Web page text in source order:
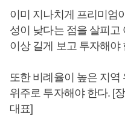
이미 지나치게 프리미엄
성이 낮다는 점을 살피고
이상 길게 보고 투자해야
또한 비례율이 높은 지역
위주로 투자해야 한다. [
대표]